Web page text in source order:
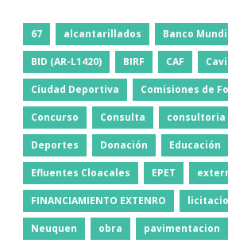
67 alcantarillados Banco
BID (AR-L1420) BIRF CAF
Ciudad Deportiva Comisiones de
Concurso Consulta consultoria
Deportes Donación Educación
Efluentes Cloacales EPET
FINANCIAMIENTO EXTENRO
Neuquen obra pavimentacion